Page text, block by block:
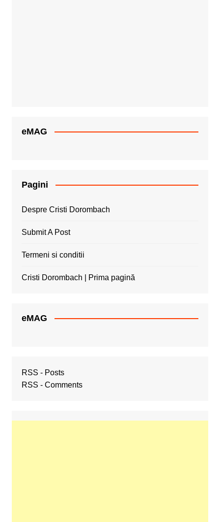
eMAG
Pagini
Despre Cristi Dorombach
Submit A Post
Termeni si conditii
Cristi Dorombach | Prima pagină
eMAG
RSS - Posts
RSS - Comments